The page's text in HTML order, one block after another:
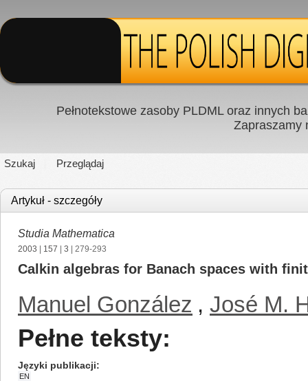
Pełnotekstowe zasoby PLDML oraz innych
Zapraszamy
Szukaj Przeglądaj
Artykuł - szczegóły
Studia Mathematica
2003 157 3 | 279-293
Calkin algebras for Banach spaces with
Manuel González , José M.
Pełne teksty:
Języki publikacji
EN